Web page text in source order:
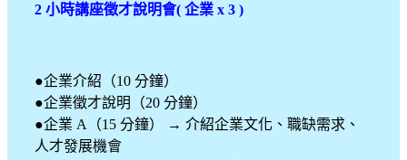
2 小時講座徵才說明會( 企業 x 3 )
●企業介紹（10 分鐘）
●企業徵才說明（20 分鐘）
●企業 A（15 分鐘） → 介紹企業文化、職缺需求、
人才發展機會